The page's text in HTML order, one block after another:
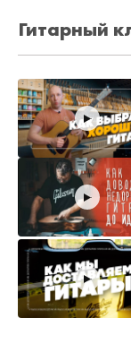
Гитарный